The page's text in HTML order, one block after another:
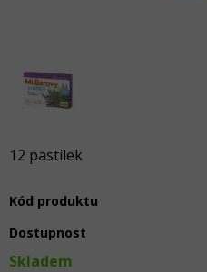
12 pastilek
Kód produktu
Dostupnost
Skladem